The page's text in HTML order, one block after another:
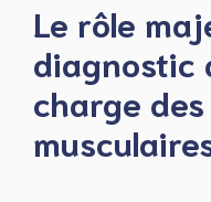
Le rôle
diagnostic
charge